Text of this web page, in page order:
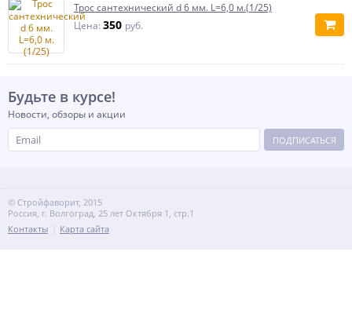
Трос сантехнический d 6 мм. L=6,0 м.(1/25)
Цена: 350 руб.
Будьте в курсе!
Новости, обзоры и акции
ПОДПИСАТЬСЯ
© Стройфаворит, 2015
Россия, г. Волгоград, 25 лет Октября 1, стр.1
Контакты
Карта сайта